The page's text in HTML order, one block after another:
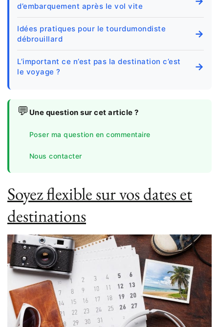
d’embarquement après le vol vite
Idées pratiques pour le tourdumondiste
débrouillard
→
L’important ce n’est pas la destination c’est
le voyage ?
→
💬 Une question sur cet article ?
Poser ma question en commentaire
Nous contacter
Soyez flexible sur vos dates et
destinations